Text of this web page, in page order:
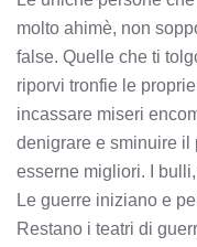
molto ahimè, non
false. Quelle che ti
riporvi tronfie le
incassare miseri
denigrare e sminuire il
esserne migliori. I
Le guerre iniziano e
Restano i teatri di